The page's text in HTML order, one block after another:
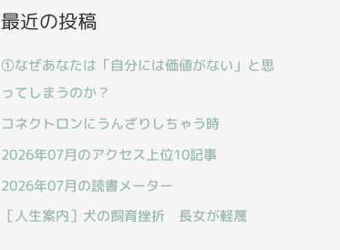
象
:
最近の投稿
①なぜあなたは「自分には価値がない」と思
ってしまうのか？
コネクトロンにうんざりしちゃう時
2026年07月のアクセス上位10記事
2026年07月の読書メーター
［人生案内］犬の飼育挫折 長女が軽蔑